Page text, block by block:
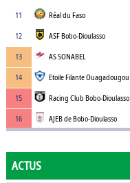
11
Réal du Faso
12
ASF Bobo-Dioulasso
13
AS SONABEL
14
Etoile Filante Ouagadougou
15
Racing Club Bobo-Dioulasso
16
AJEB de Bobo-Dioulasso
ACTUS